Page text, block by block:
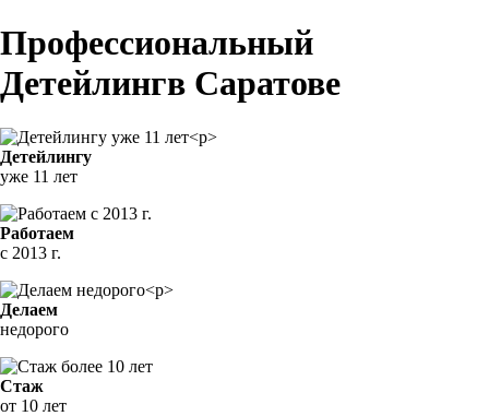
Профессиональный
Детейлингв Саратове
Детейлингу
уже 11 лет
Работаем
с 2013 г.
Делаем
недорого
Стаж
от 10 лет